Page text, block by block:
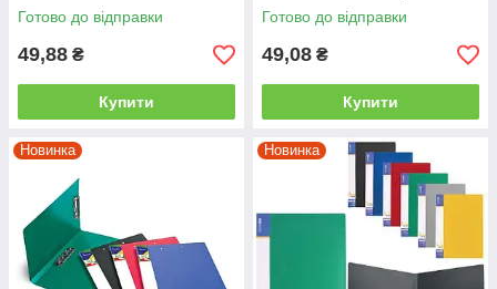
Готово до відправки
49,88 ₴
Купити
Готово до відправки
49,08 ₴
Купити
Новинка Новинка